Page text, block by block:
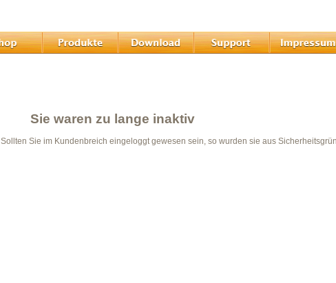
Sie waren zu lange inaktiv
Sollten Sie im Kundenbreich eingeloggt gewesen sein, so wurden sie aus